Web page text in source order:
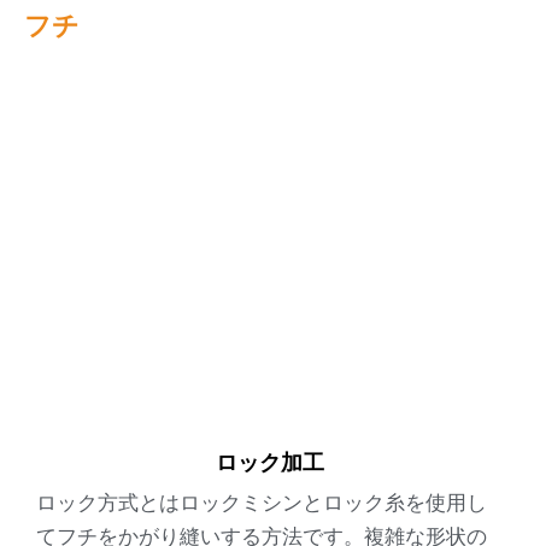
フチ
ロック加工
ロック方式とはロックミシンとロック糸を使用し
てフチをかがり縫いする方法です。複雑な形状の